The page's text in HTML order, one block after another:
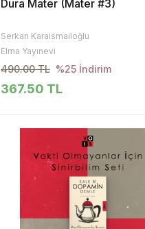
Dura Mater (Mater #3)
Serkan Karaismailoğlu
Elma Yayınevi
490.00 TL %25 İndirim
367.50 TL